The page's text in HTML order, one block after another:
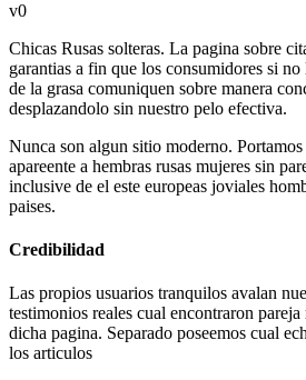
0
Chicas Rusas solteras. La pagina sobre
garantias a fin que los consumidores si
de la grasa comuniquen sobre manera
desplazandolo sin nuestro pelo efectiva.
Nunca son algun sitio moderno. Portamos
apareente a hembras rusas mujeres sin
inclusive de el este europeas joviales
paises.
Credibilidad
Las propios usuarios tranquilos avalan
testimonios reales cual encontraron
dicha pagina. Separado poseemos cual
los articulos